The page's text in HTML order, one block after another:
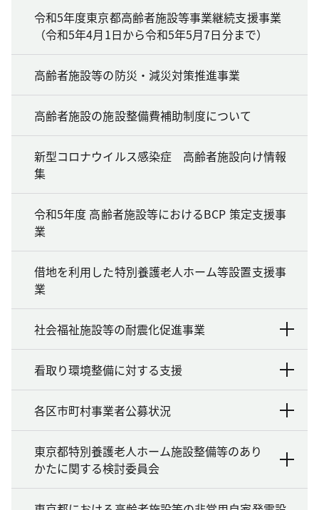
令和5年度東京都高齢者施設等事業継続支援事業
（令和5年4月1日から令和5年5月7日分まで）
高齢者施設等の防災・減災対策推進事業
高齢者施設の施設整備費補助制度について
新型コロナウイルス感染症 高齢者施設向け情報
集
令和5年度 高齢者施設等におけるBCP 策定支援事
業
借地を利用した特別養護老人ホーム等設置支援事
業
社会福祉施設等の耐震化促進事業
看取り環境整備に対する支援
各区市町村事業者公募状況
東京都特別養護老人ホーム施設整備等のあり
かたに関する検討委員会